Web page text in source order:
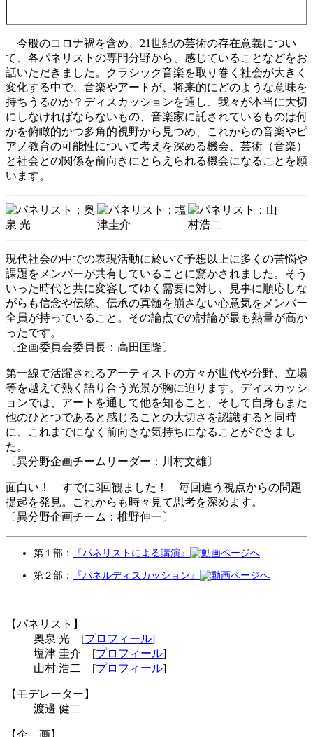
今般のコロナ禍を含め、21世紀の芸術の存在意義につい
て、各パネリストの専門分野から、感じていることなどをお
話いただきました。クラシック音楽を取り巻く社会が大きく
変化する中で、音楽やアートが、将来的にどのような意味を
持ちうるのか？ディスカッションを通し、我々が本当に大切
にしなければならないもの、音楽家に託されているものは何
かを俯瞰的かつ多角的視野から見つめ、これからの音楽やピ
アノ教育の可能性について考えを深める機会、芸術（音楽）
と社会との関係を前向きにとらえられる機会になることを願
います。
現代社会の中での表現活動に於いて予想以上に多くの苦悩や
課題をメンバーが共有していることに驚かされました。そう
いった時代と共に変容してゆく需要に対し、見事に順応しな
がらも信念や伝統、伝承の真髄を崩さない心意気をメンバー
全員が持っていること。その論点での討論が最も熱量が高か
ったです。
〔企画委員会委員長：高田匡隆〕
第一線で活躍されるアーティストの方々が世代や分野、立場
等を越えて熱く語り合う光景が胸に迫ります。ディスカッシ
ョンでは、アートを通して他を知ること、そして自身もまた
他のひとつであると感じることの大切さを認識すると同時
に、これまでになく前向きな気持ちになることができまし
た。
〔異分野企画チームリーダー：川村文雄〕
面白い！ すでに3回観ました！ 毎回違う視点からの問題
提起を発見。これからも時々見て思考を深めます。
〔異分野企画チーム：椎野伸一〕
第１部： 『パネリストによる講演』
第２部： 『パネルディスカッション』
【パネリスト】
奥泉 光 [プロフィール]
塩津 圭介 [プロフィール]
山村 浩二 [プロフィール]
【モデレーター】
渡邊 健二